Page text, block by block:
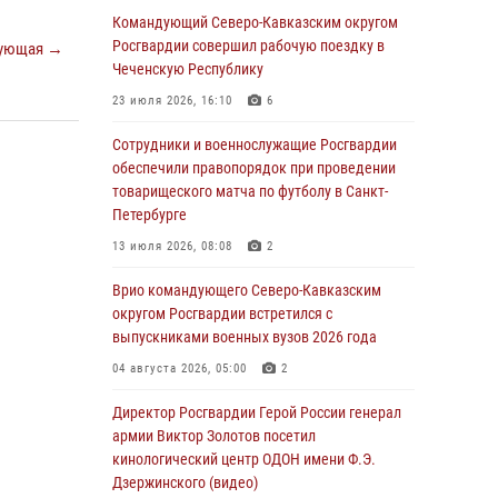
→
прохождения службы на Урал
06 августа 2026, 04:00 3
Росгвардейцы проверили работу ЧОП в
(видео)
05 августа 2026, 14:44 1
На Северном Кавказе росгвардейцы приняли
участие в мероприятиях памяти генерала
05 августа 2026, 14:30 3
При содействии спецназа Росгвардии
задержаны подозреваемые в организации
05 августа 2026, 14:25 1
В Великом Новгороде СОБР Росгвардии
оказал содействие в задержании
Командующий Северо-Кавказским округом
Росгвардии совершил рабочую поездку в
Чеченскую Республику
23 июля 2026, 16:10 6
Сотрудники и военнослужащие Росгвардии
обеспечили правопорядок при проведении
товарищеского матча по футболу в Санкт-
Петербурге
13 июля 2026, 08:08 2
Врио командующего Северо-Кавказским
округом Росгвардии встретился с
выпускниками военных вузов 2026 года
04 августа 2026, 05:00 2
Директор Росгвардии Герой России генерал
армии Виктор Золотов посетил
кинологический центр ОДОН имени Ф.Э.
Дзержинского (видео)